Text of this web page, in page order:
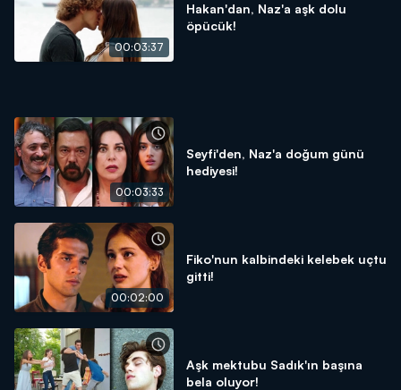
00:03:37
Hakan'dan, Naz'a aşk dolu
öpücük!
00:03:33
Seyfi'den, Naz'a doğum günü
hediyesi!
00:02:00
Fiko'nun kalbindeki kelebek uçtu
gitti!
Aşk mektubu Sadık'ın başına
bela oluyor!